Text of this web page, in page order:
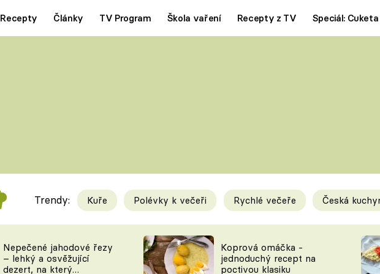
Recepty Články TV Program Škola vaření Recepty z TV Speciál: Cuketa
Videorecepty
TEĎ VAŘÍ ŠÉF!
Tipy a triky
KAM ZA JÍDLEM
Trendy: Kuře Polévky k večeři Rychlé večeře Česká
Nepečené jahodové řezy
– lehký a osvěžující
dezert, na který
Koprová omáčka -
jednoduchý recept na
poctivou klasiku